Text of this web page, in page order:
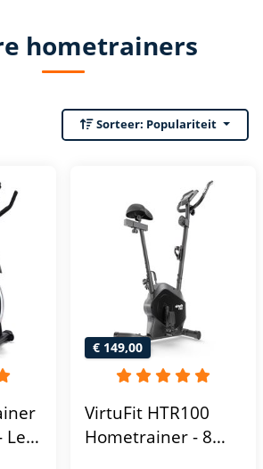
hometrainers
Sorteer: Populariteit
Led
€ 149,00
VirtuFit HTR100
Hometrainer - 8